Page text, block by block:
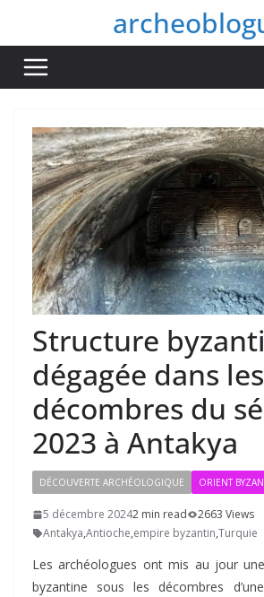
contenu
Structure
dégagée dans les
décombres du
2023 à Antakya
DÉCOUVERTE ARCHÉOLOGIQUE ORIENT
5 décembre 20242 min read
2663 Views
Antakya,Antioche,empire byzantin,Turquie
Les archéologues ont mis au jour
byzantine sous les décombres